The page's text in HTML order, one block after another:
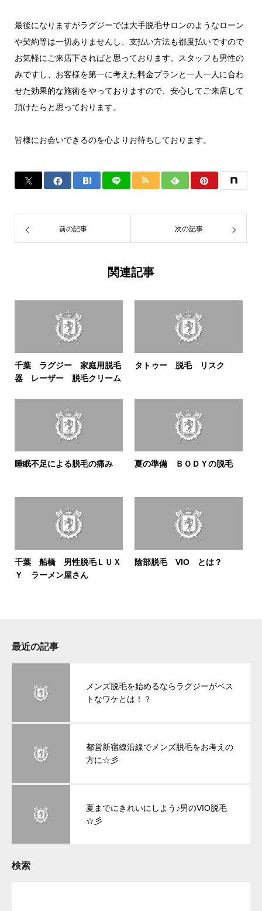
最後になりますがラグジーでは大手脱毛サロンのようなローン
や契約等は一切ありませんし、支払い方法も都度払いですので
お気軽にご来店下さればと思っております。スタッフも男性の
みですし、お客様を第一に考えた料金プランと一人一人に合わ
せた効果的な施術をやっておりますので、安心してご来店して
頂けたらと思っております。
皆様にお会いできるのを心よりお待ちしております。
前の記事 次の記事
関連記事
千葉 ラグジー 家庭用脱毛
器 レーザー 脱毛クリーム
タトゥー 脱毛 リスク
睡眠不足による脱毛の痛み 夏の準備 ＢＯＤＹの脱毛
千葉 船橋 男性脱毛ＬＵＸ
Ｙ ラーメン屋さん
陰部脱毛 VIO とは？
最近の記事
メンズ脱毛を始めるならラグジーがベス
トなワケとは！？
都営新宿線沿線でメンズ脱毛をお考えの
方に☆彡
夏までにきれいにしよう♪男のVIO脱毛
☆彡
検索